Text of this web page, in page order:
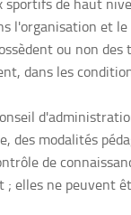
l'organisation et
ou non
dans les
des modalités
de
; elles ne peuvent